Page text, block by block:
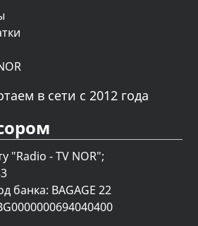
в сети с 2012 года
"Radio - TV NOR";
банка: BAGAGE 22